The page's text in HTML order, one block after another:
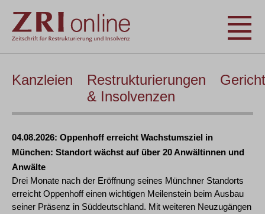
Kanzleien
Restrukturierungen
& Insolvenzen
04.08.2026 Oppenhoff erreicht Wachstumsziel in
München: Standort wächst auf über 20 Anwältinnen und
Anwälte
Drei Monate nach der Eröffnung seines Münchner Standorts
erreicht Oppenhoff einen wichtigen Meilenstein beim Ausbau
seiner Präsenz in Süddeutschland. Mit weiteren Neuzugängen